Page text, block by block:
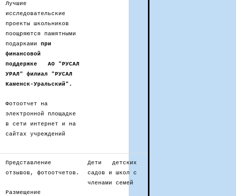
Лучшие
исследовательские
проекты школьников
поощряются памятными
подарками при
финансовой
поддержке АО "РУСАЛ
УРАЛ" филиал "РУСАЛ
Каменск-Уральский".
Фотоотчет на
электронной площадке
в сети интернет и на
сайтах учреждений
Представление
отзывов, фотоотчетов.
Размещение
Дети детских
садов и школ с
членами семей